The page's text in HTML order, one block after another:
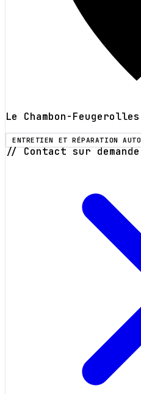
Le Chambon-Feugerolles
ENTRETIEN ET RÉPARATION AUTO
// Contact sur demande